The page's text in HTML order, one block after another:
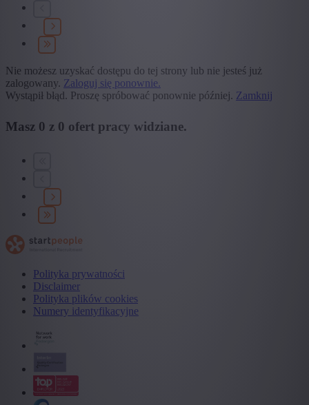
Nie możesz uzyskać dostępu do tej strony lub nie jesteś już
zalogowany. Zaloguj się ponownie.
Wystąpił błąd. Proszę spróbować ponownie później. Zamknij
Masz 0 z 0 ofert pracy widziane.
Polityka prywatności
Disclaimer
Polityka plików cookies
Numery identyfikacyjne